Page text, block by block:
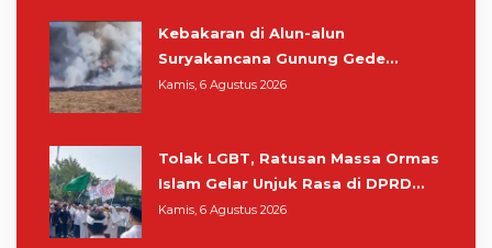
Kebakaran di Alun-alun
Suryakancana Gunung Gede
Pangrango, Relawan dan Warga
Kamis, 6 Agustus 2026
Tolak LGBT, Ratusan Massa Ormas
Islam Gelar Unjuk Rasa di DPRD
Cianjur
Kamis, 6 Agustus 2026